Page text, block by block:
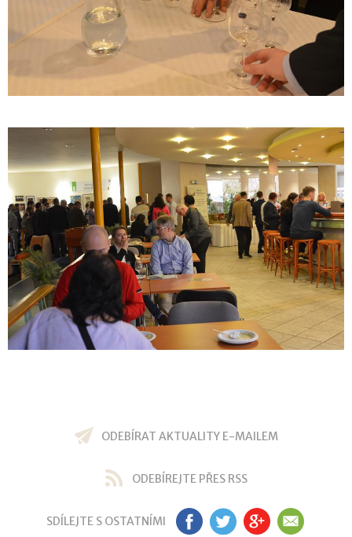
ODEBÍRAT AKTUALITY E-MAILEM
ODEBÍREJTE PŘES RSS
SDÍLEJTE S OSTATNÍMI FB TW GP EM